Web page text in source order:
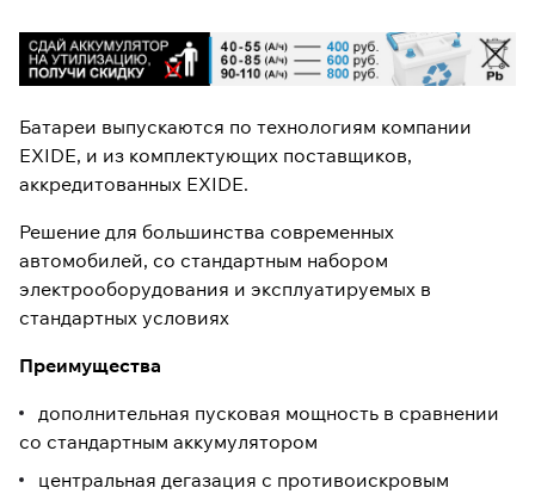
Батареи выпускаются по технологиям компании
EXIDE, и из комплектующих поставщиков,
аккредитованных EXIDE.
Решение для большинства современных
автомобилей, со стандартным набором
электрооборудования и эксплуатируемых в
стандартных условиях
Преимущества
дополнительная пусковая мощность в сравнении
со стандартным аккумулятором
центральная дегазация с противоискровым